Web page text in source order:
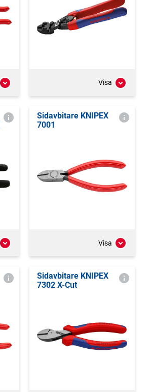
Visa
Sidavbitare KNIPEX
7001
Visa
Sidavbitare KNIPEX
7302 X-Cut